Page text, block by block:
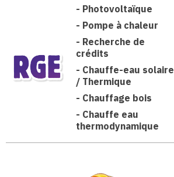
- Photovoltaïque
- Pompe à chaleur
- Recherche de
crédits
- Chauffe-eau solaire
/ Thermique
- Chauffage bois
- Chauffe eau
thermodynamique